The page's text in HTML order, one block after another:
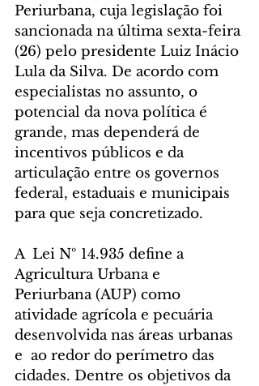
Periurbana, cuja legislação foi
sancionada na última sexta-feira
(26) pelo presidente Luiz Inácio
Lula da Silva. De acordo com
especialistas no assunto, o
potencial da nova política é
grande, mas dependerá de
incentivos públicos e da
articulação entre os governos
federal, estaduais e municipais
para que seja concretizado.
A  Lei Nº 14.935 define a
Agricultura Urbana e
Periurbana (AUP) como
atividade agrícola e pecuária
desenvolvida nas áreas urbanas
e  ao redor do perímetro das
cidades. Dentre os objetivos da